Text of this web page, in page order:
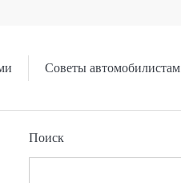
Советы автомобилистам
Поиск